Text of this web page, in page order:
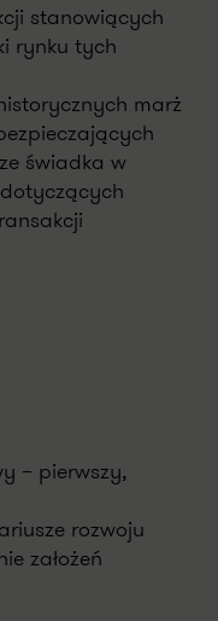
stanowiących
rynku tych
marż
świadka w
– pierwszy,
rozwoju
założeń